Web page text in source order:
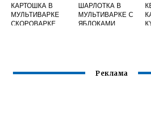
КАРТОШКА В
МУЛЬТИВАРКЕ
СКОРОВАРКЕ
ШАРЛОТКА В
МУЛЬТИВАРКЕ С
ЯБЛОКАМИ
Реклама